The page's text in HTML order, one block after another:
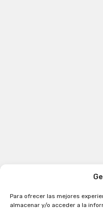
Para ofrecer las mejores
almacenar y/o acceder a la